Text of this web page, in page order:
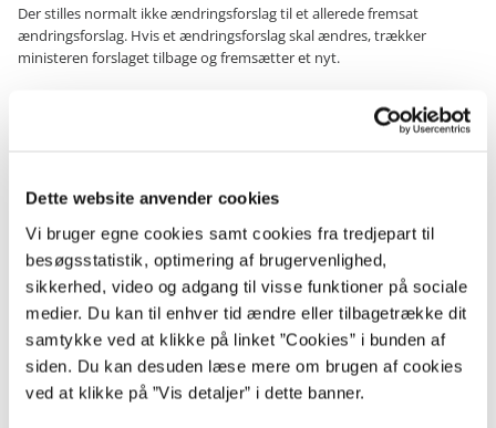
Dette website anvender cookies
Vi bruger egne cookies samt cookies fra tredjepart til
besøgsstatistik, optimering af brugervenlighed,
sikkerhed, video og adgang til visse funktioner på sociale
medier. Du kan til enhver tid ændre eller tilbagetrække dit
samtykke ved at klikke på linket ”Cookies” i bunden af
siden. Du kan desuden læse mere om brugen af cookies
ved at klikke på ”Vis detaljer” i dette banner.
Der stilles normalt ikke ændringsforslag til et allerede fremsat
ændringsforslag. Hvis et ændringsforslag skal ændres, trækker
ministeren forslaget tilbage og fremsætter et nyt.
Tredjebehandlingen har karakter af både at være en debat om
finanslovforslaget samt en generelt politisk debat. Der stemmes først
om ændringsforslagene, derefter om det samlede finanslovforslag.
Selve reglerne for opstilling af ændringsforslagene er nærmere
beskrevet under 'Ændringsforslag til finanslovforslaget'
Finanslove og statsregnskabet